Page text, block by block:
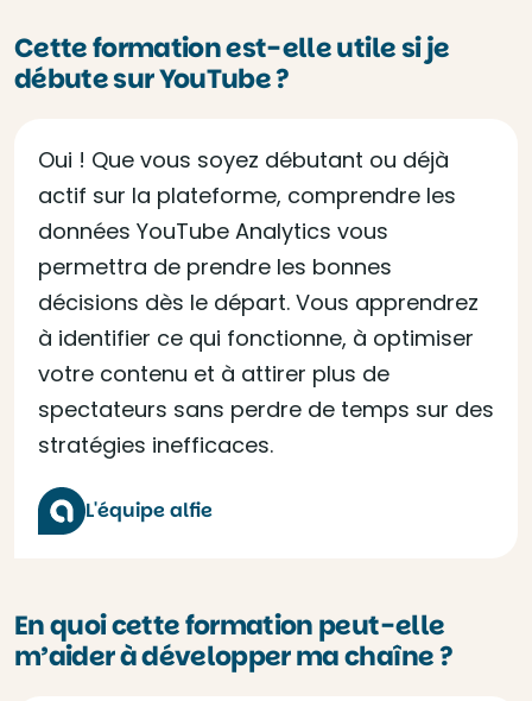
Cette formation est-elle utile si je
débute sur YouTube ?
Oui ! Que vous soyez débutant ou déjà
actif sur la plateforme, comprendre les
données YouTube Analytics vous
permettra de prendre les bonnes
décisions dès le départ. Vous apprendrez
à identifier ce qui fonctionne, à optimiser
votre contenu et à attirer plus de
spectateurs sans perdre de temps sur des
stratégies inefficaces.
L'équipe alfie
En quoi cette formation peut-elle
m’aider à développer ma chaîne ?